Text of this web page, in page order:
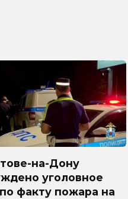
на-Дону
уголовное
факту пожара на